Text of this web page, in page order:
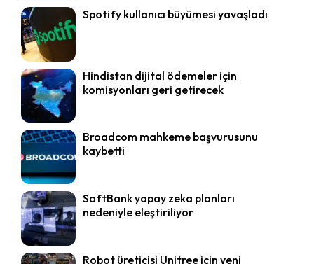
Spotify kullanıcı büyümesi yavaşladı
Hindistan dijital ödemeler için
komisyonları geri getirecek
Broadcom mahkeme başvurusunu
kaybetti
SoftBank yapay zeka planları
nedeniyle eleştiriliyor
Robot üreticisi Unitree için yeni